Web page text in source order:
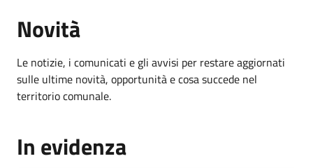
Novità
Le notizie, i comunicati e gli avvisi per restare aggiornati
sulle ultime novità, opportunità e cosa succede nel
territorio comunale.
In evidenza